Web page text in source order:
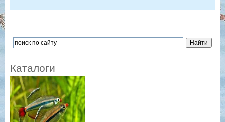
Каталоги